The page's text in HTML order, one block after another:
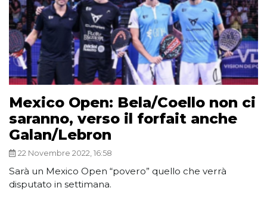
Mexico Open: Bela/Coello non ci
saranno, verso il forfait anche
Galan/Lebron
22 Novembre 2022, 16:58
Sarà un Mexico Open “povero” quello che verrà
disputato in settimana.